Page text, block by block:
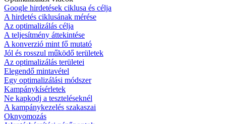
Google hirdetések ciklusa és célja
A hirdetés ciklusának mérése
Az optimalizálás célja
A teljesítmény áttekintése
A konverzió mint fő mutató
Jól és rosszul működő területek
Az optimalizálás területei
Elegendő mintavétel
Egy optimalizálási módszer
Kampánykísérletek
Ne kapkodj a teszteléseknél
A kampánykezelés szakaszai
Oknyomozás